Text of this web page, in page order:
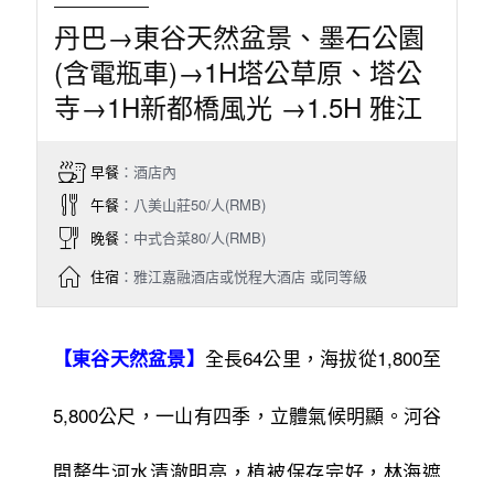
丹巴→東谷天然盆景、墨石公園
(含電瓶車)→1H塔公草原、塔公
寺→1H新都橋風光 →1.5H 雅江
早餐：酒店內
午餐：八美山莊50/人(RMB)
晚餐：中式合菜80/人(RMB)
住宿：雅江嘉融酒店或悦程大酒店 或同等級
【東谷天然盆景】 全長64公里，海拔從1,800至
5,800公尺，一山有四季，立體氣候明顯。河谷
間犛牛河水清澈明亮，植被保存完好，林海遮